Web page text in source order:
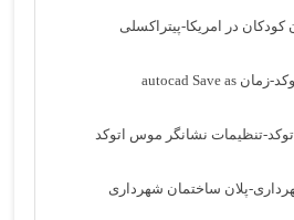
در امریکا-پیتراکسلی
تنظیمات نشانگر موس اتوکد
پلان ساختمان شهرداری